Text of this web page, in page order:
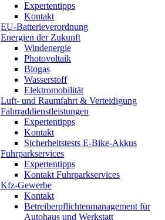
Expertentipps
Kontakt
EU-Batterieverordnung
Energien der Zukunft
Windenergie
Photovoltaik
Biogas
Wasserstoff
Elektromobilität
Luft- und Raumfahrt & Verteidigung
Fahrraddienstleistungen
Expertentipps
Kontakt
Sicherheitstests E-Bike-Akkus
Fuhrparkservices
Expertentipps
Kontakt Fuhrparkservices
Kfz-Gewerbe
Kontakt
Betreiberpflichtenmanagement für
Autohaus und Werkstatt